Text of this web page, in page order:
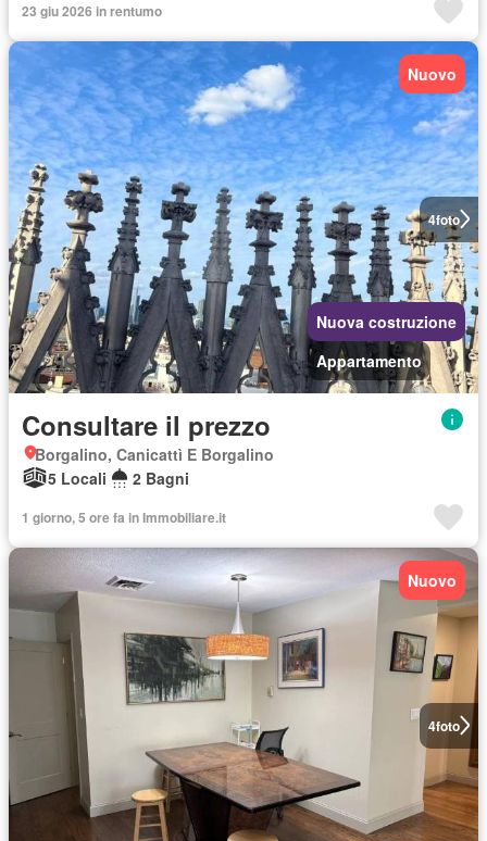
23 giu 2026 in rentumo
4foto
Nuovo
Nuova costruzione
Appartamento
Consultare il prezzo
Borgalino, Canicattì E Borgalino
5 Locali
2 Bagni
1 giorno, 5 ore fa in Immobiliare.it
4foto
Nuovo